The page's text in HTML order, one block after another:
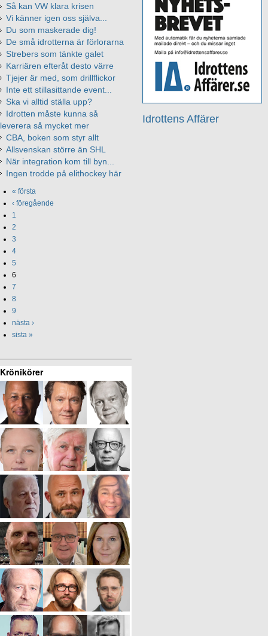
Idrottens Affärer
Så kan VW klara krisen
Vi känner igen oss själva...
Du som maskerade dig!
De små idrotterna är förlorarna
Strebers som tänkte galet
Karriären efteråt desto värre
Tjejer är med, som drillflickor
Inte ett stillasittande event...
Ska vi alltid ställa upp?
Idrotten måste kunna så
leverera så mycket mer
CBA, boken som styr allt
Allsvenskan större än SHL
När integration kom till byn...
Ingen trodde på elithockey här
« första
‹ föregående
1
2
3
4
5
6
7
8
9
nästa ›
sista »
Krönikörer